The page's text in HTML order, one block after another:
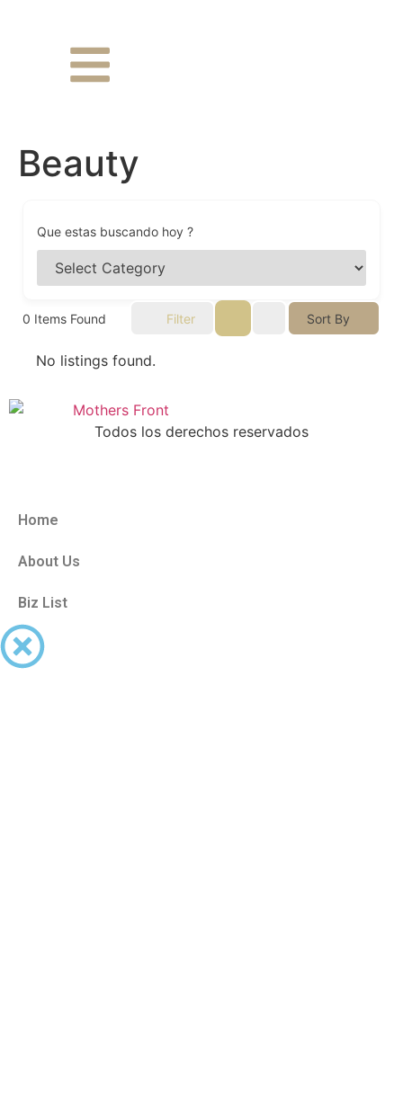
Beauty
Que estas buscando hoy ?
0 Items Found Filter Sort By
No listings found.
Todos los derechos reservados
Home
About Us
Biz List